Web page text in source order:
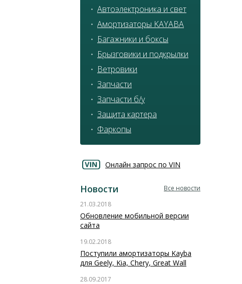
Автоэлектроника и свет
Амортизаторы KAYABA
Багажники и боксы
Брызговики и подкрылки
Ветровики
Запчасти
Запчасти б/у
Защита картера
Фаркопы
Онлайн запрос по VIN
Новости
Все новости
21.03.2018
Обновление мобильной версии
сайта
19.02.2018
Поступили амортизаторы Kayba
для Geely, Kia, Chery, Great Wall
28.09.2017